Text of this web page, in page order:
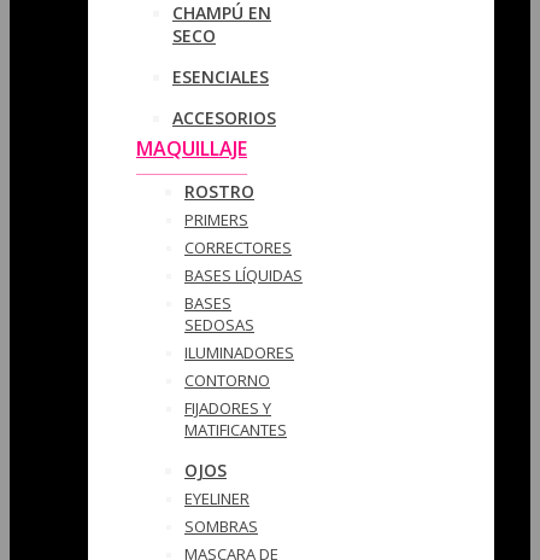
CHAMPÚ EN
SECO
ESENCIALES
ACCESORIOS
MAQUILLAJE
ROSTRO
PRIMERS
CORRECTORES
BASES LÍQUIDAS
BASES
SEDOSAS
ILUMINADORES
CONTORNO
FIJADORES Y
MATIFICANTES
OJOS
EYELINER
SOMBRAS
MASCARA DE